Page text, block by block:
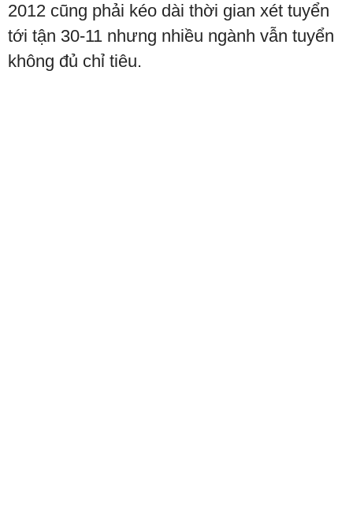
2012 cũng phải kéo dài thời gian xét tuyển
tới tận 30-11 nhưng nhiều ngành vẫn tuyển
không đủ chỉ tiêu.